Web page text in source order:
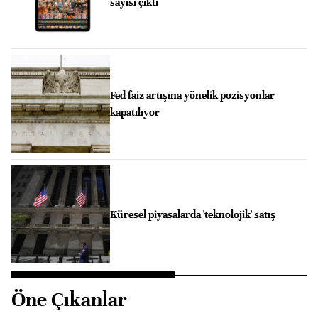
Fed faiz artışına yönelik pozisyonlar
kapatılıyor
Küresel piyasalarda 'teknolojik' satış
Öne Çıkanlar